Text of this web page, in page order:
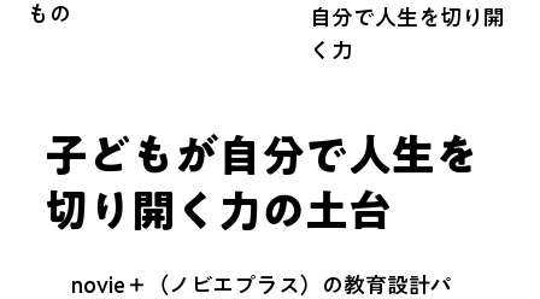
自分で人生を切り開
く力
もの
novie＋（ノビエプラス）の教育設計パ
子どもが自分で人生を
切り開く力の土台